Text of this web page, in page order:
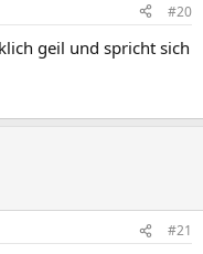
#20
geil und spricht sich
#21